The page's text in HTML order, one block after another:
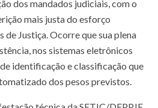
dos mandados judiciais, com o
mais justa do esforço
Justiça. Ocorre que sua plena
nos sistemas eletrônicos
identificação e classificação que
dos pesos previstos.